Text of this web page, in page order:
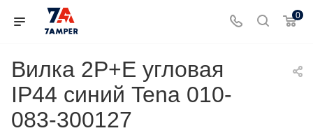
0
Вилка 2Р+Е угловая
IP44 синий Tena 010-
083-300127